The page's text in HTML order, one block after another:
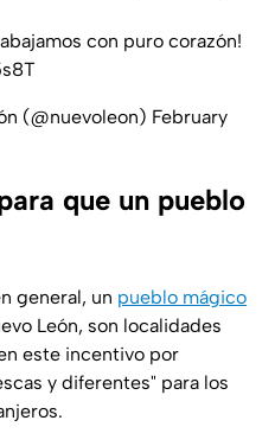
con puro corazón!
(@nuevoleon) February
que un pueblo
general, un pueblo mágico
León, son localidades
este incentivo por
y diferentes" para los